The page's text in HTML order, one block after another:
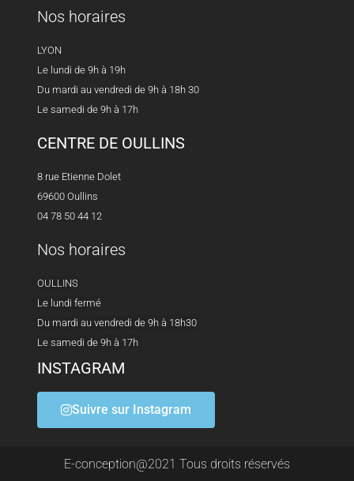
Nos horaires
LYON
Le lundi de 9h à 19h
Du mardi au vendredi de 9h à 18h 30
Le samedi de 9h à 17h
CENTRE DE OULLINS
8 rue Etienne Dolet
69600 Oullins
04 78 50 44 12
Nos horaires
OULLINS
Le lundi fermé
Du mardi au vendredi de 9h à 18h30
Le samedi de 9h à 17h
INSTAGRAM
Suivre sur Instagram
E-conception@2021 Tous droits réservés